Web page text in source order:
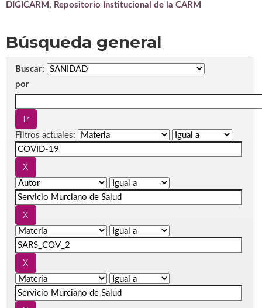
DIGICARM, Repositorio Institucional de la CARM
Búsqueda general
Buscar:
por
Filtros actuales: